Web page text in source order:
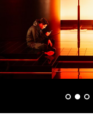
l
BILD 1